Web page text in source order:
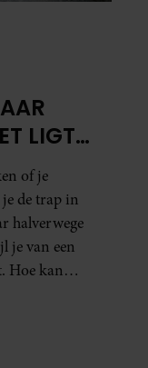
LIGT
of je
je de trap in
halverwege
je van een
Hoe kan